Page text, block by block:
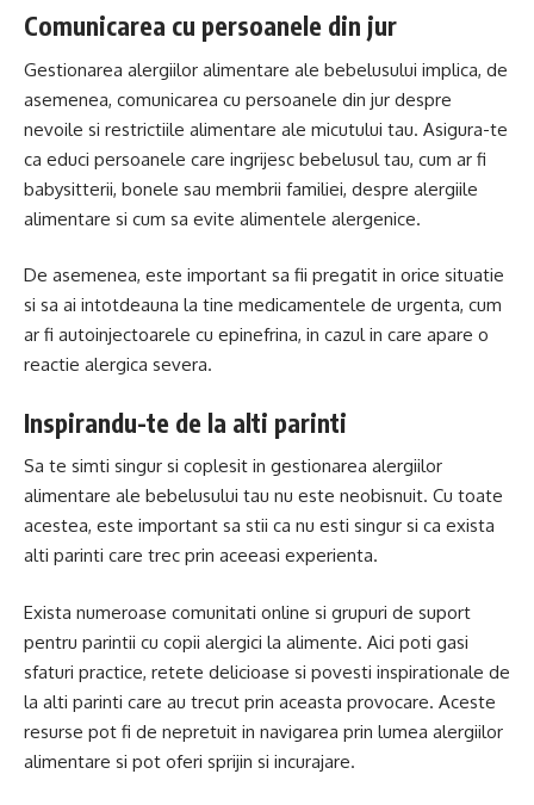
Comunicarea cu persoanele din jur
Gestionarea alergiilor alimentare ale bebelusului implica, de
asemenea, comunicarea cu persoanele din jur despre
nevoile si restrictiile alimentare ale micutului tau. Asigura-te
ca educi persoanele care ingrijesc bebelusul tau, cum ar fi
babysitterii, bonele sau membrii familiei, despre alergiile
alimentare si cum sa evite alimentele alergenice.
De asemenea, este important sa fii pregatit in orice situatie
si sa ai intotdeauna la tine medicamentele de urgenta, cum
ar fi autoinjectoarele cu epinefrina, in cazul in care apare o
reactie alergica severa.
Inspirandu-te de la alti parinti
Sa te simti singur si coplesit in gestionarea alergiilor
alimentare ale bebelusului tau nu este neobisnuit. Cu toate
acestea, este important sa stii ca nu esti singur si ca exista
alti parinti care trec prin aceeasi experienta.
Exista numeroase comunitati online si grupuri de suport
pentru parintii cu copii alergici la alimente. Aici poti gasi
sfaturi practice, retete delicioase si povesti inspirationale de
la alti parinti care au trecut prin aceasta provocare. Aceste
resurse pot fi de nepretuit in navigarea prin lumea alergiilor
alimentare si pot oferi sprijin si incurajare.